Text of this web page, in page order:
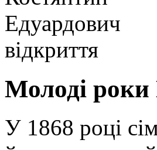
Молоді роки
У 1868 році